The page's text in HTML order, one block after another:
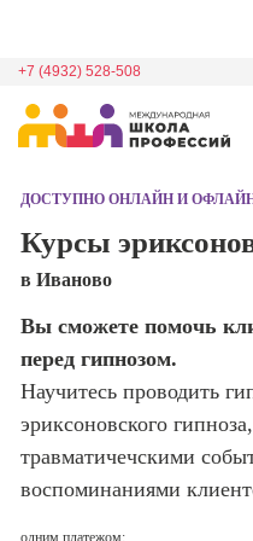
+7 (4932) 528-508
Школа дизайна
программирования
Школа психологии
Школа актерского
мастерства
ДОСТУПНО ОНЛАЙН И
Курсы
в Иваново
Вы сможете помочь
перед гипнозом.
Научитесь проводить
эриксоновского
травматичечскими
воспоминаниями
одним платежом: